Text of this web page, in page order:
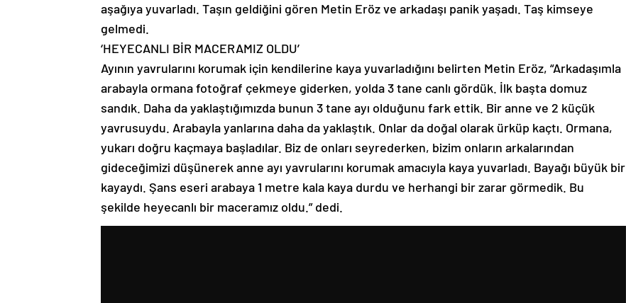
aşağıya yuvarladı. Taşın geldiğini gören Metin Eröz ve arkadaşı panik yaşadı. Taş kimseye
gelmedi.
‘HEYECANLI BİR MACERAMIZ OLDU’
Ayının yavrularını korumak için kendilerine kaya yuvarladığını belirten Metin Eröz, “Arkadaşımla
arabayla ormana fotoğraf çekmeye giderken, yolda 3 tane canlı gördük. İlk başta domuz
sandık. Daha da yaklaştığımızda bunun 3 tane ayı olduğunu fark ettik. Bir anne ve 2 küçük
yavrusuydu. Arabayla yanlarına daha da yaklaştık. Onlar da doğal olarak ürküp kaçtı. Ormana,
yukarı doğru kaçmaya başladılar. Biz de onları seyrederken, bizim onların arkalarından
gideceğimizi düşünerek anne ayı yavrularını korumak amacıyla kaya yuvarladı. Bayağı büyük bir
kayaydı. Şans eseri arabaya 1 metre kala kaya durdu ve herhangi bir zarar görmedik. Bu
şekilde heyecanlı bir maceramız oldu.” dedi.